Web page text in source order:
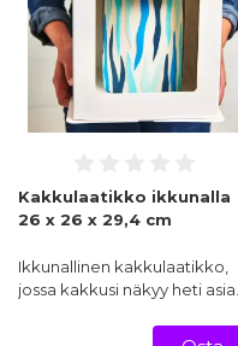
Kakkulaatikko ikkunalla
26 x 26 x 29,4 cm
Ikkunallinen kakkulaatikko,
jossa kakkusi näkyy heti asia…